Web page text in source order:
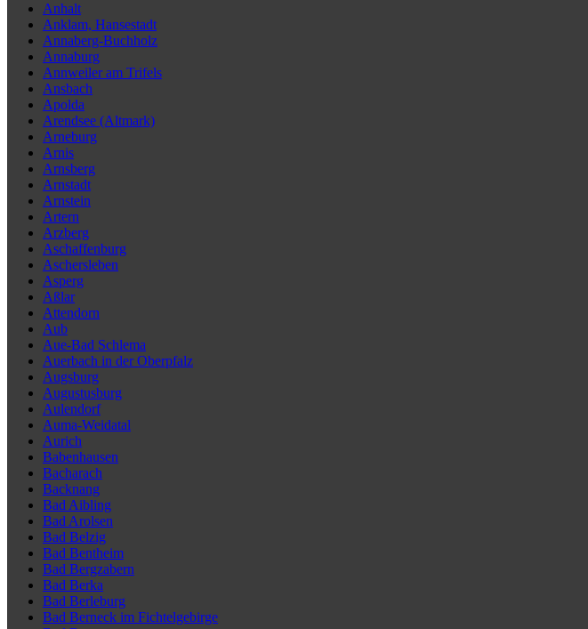
Anhalt
Anklam, Hansestadt
Annaberg-Buchholz
Annaburg
Annweiler am Trifels
Ansbach
Apolda
Arendsee (Altmark)
Arneburg
Arnis
Arnsberg
Arnstadt
Arnstein
Artern
Arzberg
Aschaffenburg
Aschersleben
Asperg
Aßlar
Attendorn
Aub
Aue-Bad Schlema
Auerbach in der Oberpfalz
Augsburg
Augustusburg
Aulendorf
Auma-Weidatal
Aurich
Babenhausen
Bacharach
Backnang
Bad Aibling
Bad Arolsen
Bad Belzig
Bad Bentheim
Bad Bergzabern
Bad Berka
Bad Berleburg
Bad Berneck im Fichtelgebirge